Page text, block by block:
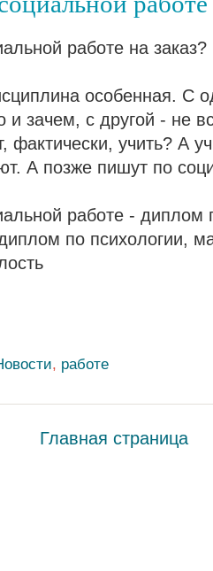
работе на заказ?
особенная. С
и зачем, с другой - не
фактически, учить? А
А позже пишут по
работе - диплом
по психологии,
, работе
Главная страница